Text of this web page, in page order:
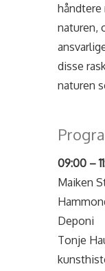
håndtere
naturen,
disse
naturen
09:00 –
Maiken
Deponi
Tonje